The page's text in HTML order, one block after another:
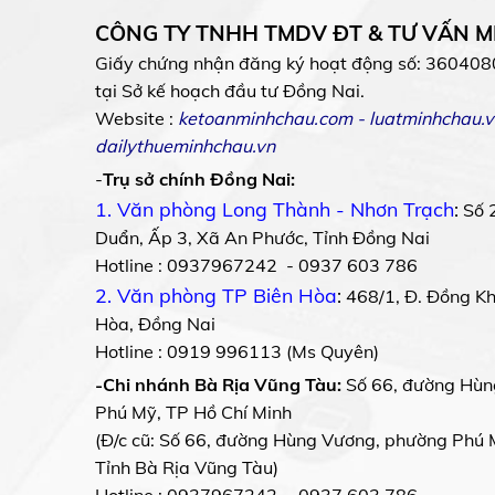
CÔNG TY TNHH TMDV ĐT & TƯ VẤN
Giấy chứng nhận đăng ký hoạt động số:
tại Sở kế hoạch đầu tư Đồng Nai.
Website : ketoanminhchau.com-
dailythueminhchau.vn
-Trụ sở chính Đồng Nai:
1. Văn phòng Long Thành - Nhơn Trạch: Số
Duẩn, Ấp 3, Xã An Phước, Tỉnh Đồng Nai
Hotline : 0937967242 - 0937 603 786
2. Văn phòng TP Biên Hòa: 468/1, Đ. Đồng
Hòa, Đồng Nai
Hotline : 0919 996113 (Ms Quyên)
-Chi nhánh Bà Rịa Vũng Tàu: Số 66, đường
Phú Mỹ, TP Hồ Chí Minh
(Đ/c cũ: Số 66, đường Hùng Vương, phường Phú
Tỉnh Bà Rịa Vũng Tàu)